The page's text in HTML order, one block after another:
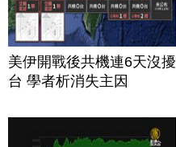
美伊開戰後共機連6天沒擾
台 學者析消失主因